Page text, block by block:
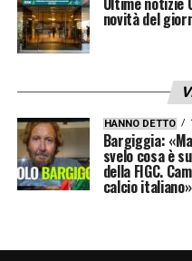
novità del
HANNO DETTO
Bargiggia:
svelo cosa è
della FIGC.
calcio italiano»